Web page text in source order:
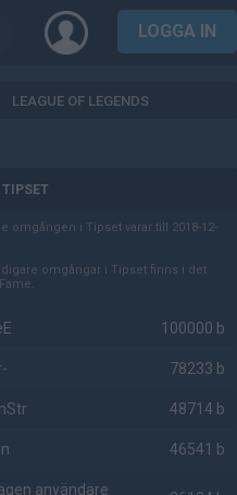
LOGGA IN
LEAGUE OF LEGENDS
omgången i Tipset varar till 2018-12-
omgångar i Tipset finns i det
100000 b
78233 b
48714 b
46541 b
användare